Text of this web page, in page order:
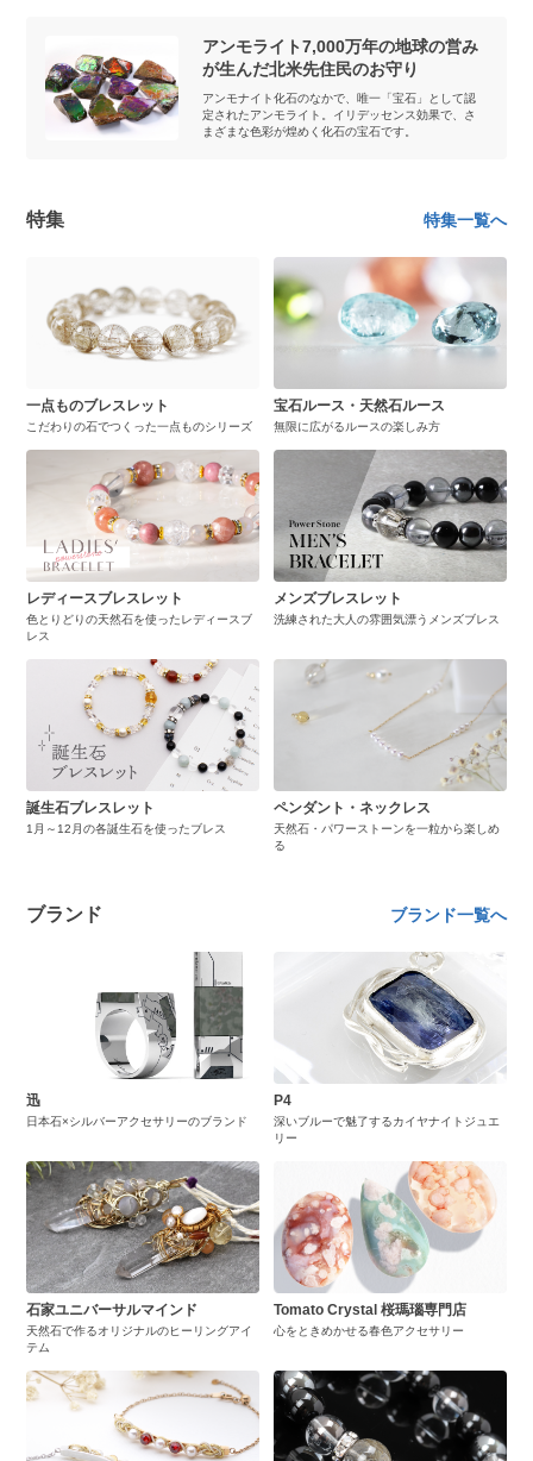
アンモライト7,000万年の地球の営み
が生んだ北米先住民のお守り
アンモナイト化石のなかで、唯一「宝石」として認
定されたアンモライト。イリデッセンス効果で、さ
まざまな色彩が煌めく化石の宝石です。
特集 特集一覧へ
一点ものブレスレット
こだわりの石でつくった一点ものシリーズ
宝石ルース・天然石ルース
無限に広がるルースの楽しみ方
レディースブレスレット
色とりどりの天然石を使ったレディースブ
レス
メンズブレスレット
洗練された大人の雰囲気漂うメンズブレス
誕生石ブレスレット
1月～12月の各誕生石を使ったブレス
ペンダント・ネックレス
天然石・パワーストーンを一粒から楽しめ
る
ブランド ブランド一覧へ
迅
日本石×シルバーアクセサリーのブランド
P4
深いブルーで魅了するカイヤナイトジュエ
リー
石家ユニバーサルマインド
天然石で作るオリジナルのヒーリングアイ
テム
Tomato Crystal 桜瑪瑙専門店
心をときめかせる春色アクセサリー